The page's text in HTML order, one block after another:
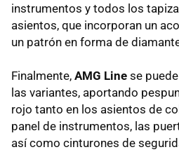
instrumentos y todos los
asientos, que incorporan un
un patrón en forma de
Finalmente, AMG Line se
las variantes, aportando
rojo tanto en los asientos de
panel de instrumentos, las
así como cinturones de